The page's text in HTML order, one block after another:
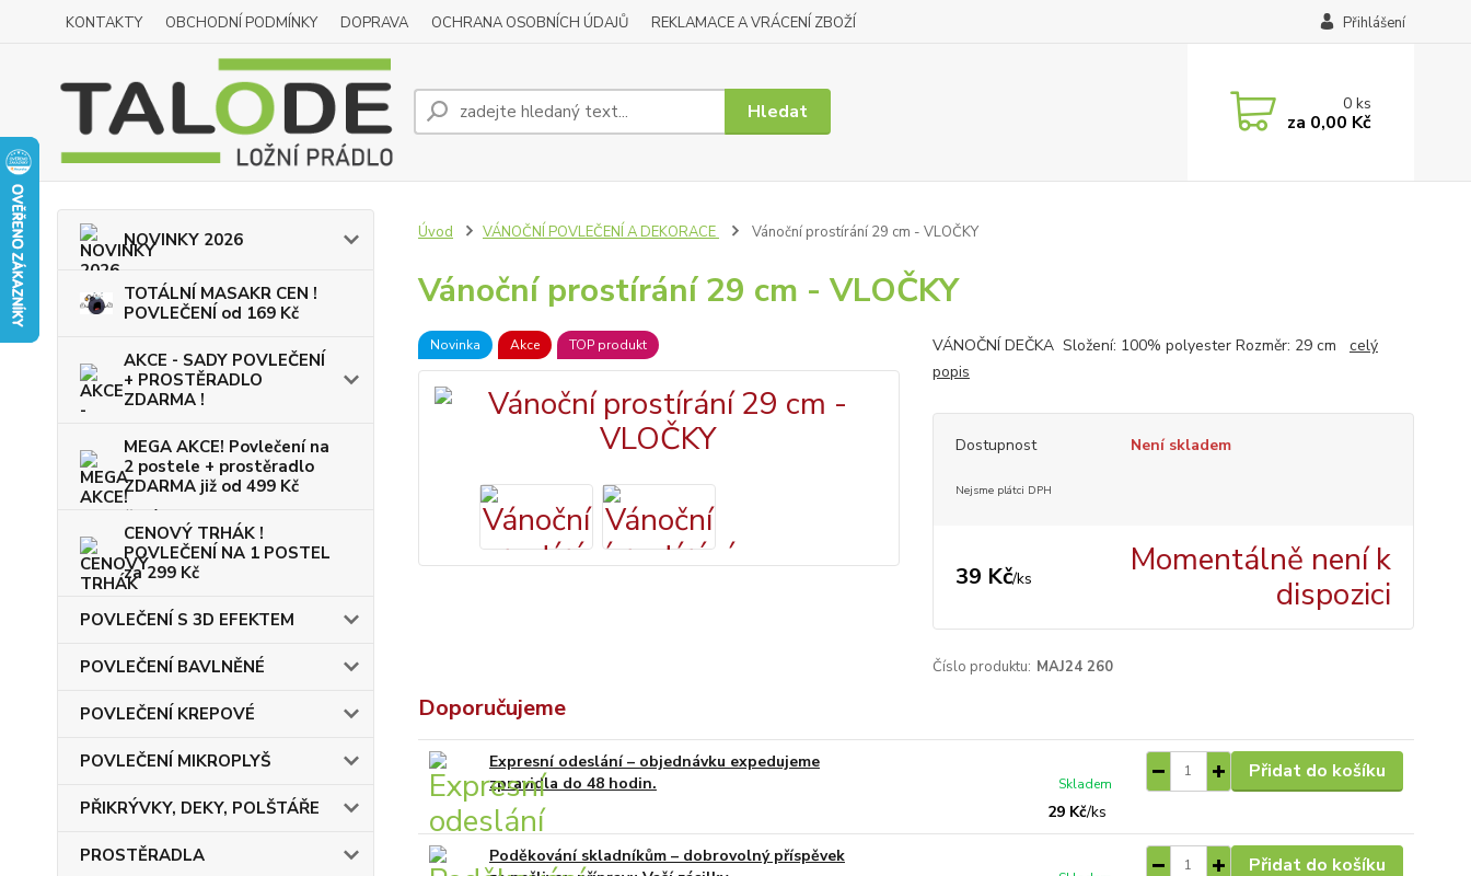
KONTAKTY OBCHODNÍ PODMÍNKY DOPRAVA OCHRANA OSOBNÍCH ÚDAJŮ REKLAMACE A VRÁCENÍ ZBOŽÍ Přihlášení
Hledat 0ks
za 0,00 Kč
NOVINKY 2026
TOTÁLNÍ MASAKR CEN !
POVLEČENÍ od 169 Kč
AKCE - SADY POVLEČENÍ
+ PROSTĚRADLO
ZDARMA !
MEGA AKCE! Povlečení na
2 postele + prostěradlo
ZDARMA již od 499 Kč
CENOVÝ TRHÁK !
POVLEČENÍ NA 1 POSTEL
za 299 Kč
POVLEČENÍ S 3D EFEKTEM
POVLEČENÍ BAVLNĚNÉ
POVLEČENÍ KREPOVÉ
POVLEČENÍ MIKROPLYŠ
PŘIKRÝVKY, DEKY, POLŠTÁŘE
PROSTĚRADLA
Úvod VÁNOČNÍ POVLEČENÍ A DEKORACE Vánoční prostírání 29 cm - VLOČKY
Vánoční prostírání 29 cm - VLOČKY
Novinka Akce TOP produkt VÁNOČNÍ DEČKA Složení: 100% polyester Rozměr: 29 cm celý
popis
Dostupnost Není skladem
Nejsme plátci DPH
39 Kč/ks
Momentálně není k
dispozici
Číslo produktu: MAJ24 260
Doporučujeme
Expresní odeslání – objednávku expedujeme
zpravidla do 48 hodin.
29 Kč/ks
Skladem
Přidat do košíku
Poděkování skladníkům – dobrovolný příspěvek
Přidat do košíku